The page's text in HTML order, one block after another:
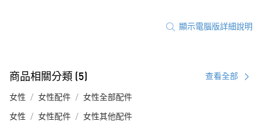
顯示電腦版詳細說明
商品相關分類 (5) 查看全部
女性 女性配件 女性全部配件
女性 女性配件 女性其他配件